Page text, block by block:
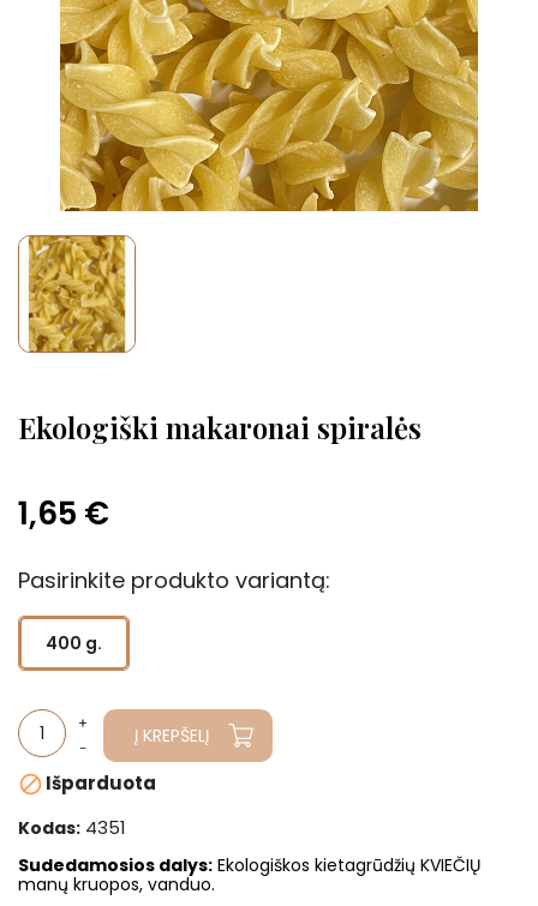
Ekologiški makaronai spiralės
1,65 €
Pasirinkite produkto variantą:
400 g.
Į KREPŠELĮ
Išparduota
Kodas: 4351
Sudedamosios dalys: Ekologiškos kietagrūdžių KVIEČIŲ
manų kruopos, vanduo.